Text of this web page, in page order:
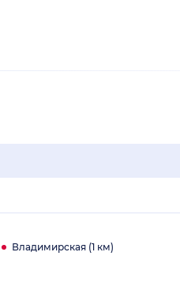
Владимирская (1 км)